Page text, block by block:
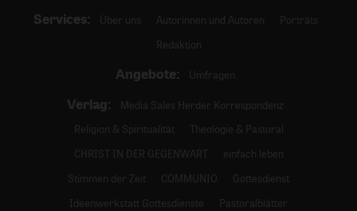
Services: Über uns Autorinnen und Autoren
Porträts
Redaktion
Angebote: Umfragen
Verlag:
Media Sales Herder Korrespondenz
Religion & Spiritualität
Theologie & Pastoral
CHRIST IN DER GEGENWART
einfach leben
Stimmen der Zeit
COMMUNIO
Gottesdienst
Ideenwerkstatt Gottesdienste
Pastoralblätter